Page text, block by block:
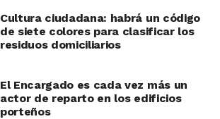
Cultura ciudadana: habrá un código
de siete colores para clasificar los
residuos domiciliarios
El Encargado es cada vez más un
actor de reparto en los edificios
porteños